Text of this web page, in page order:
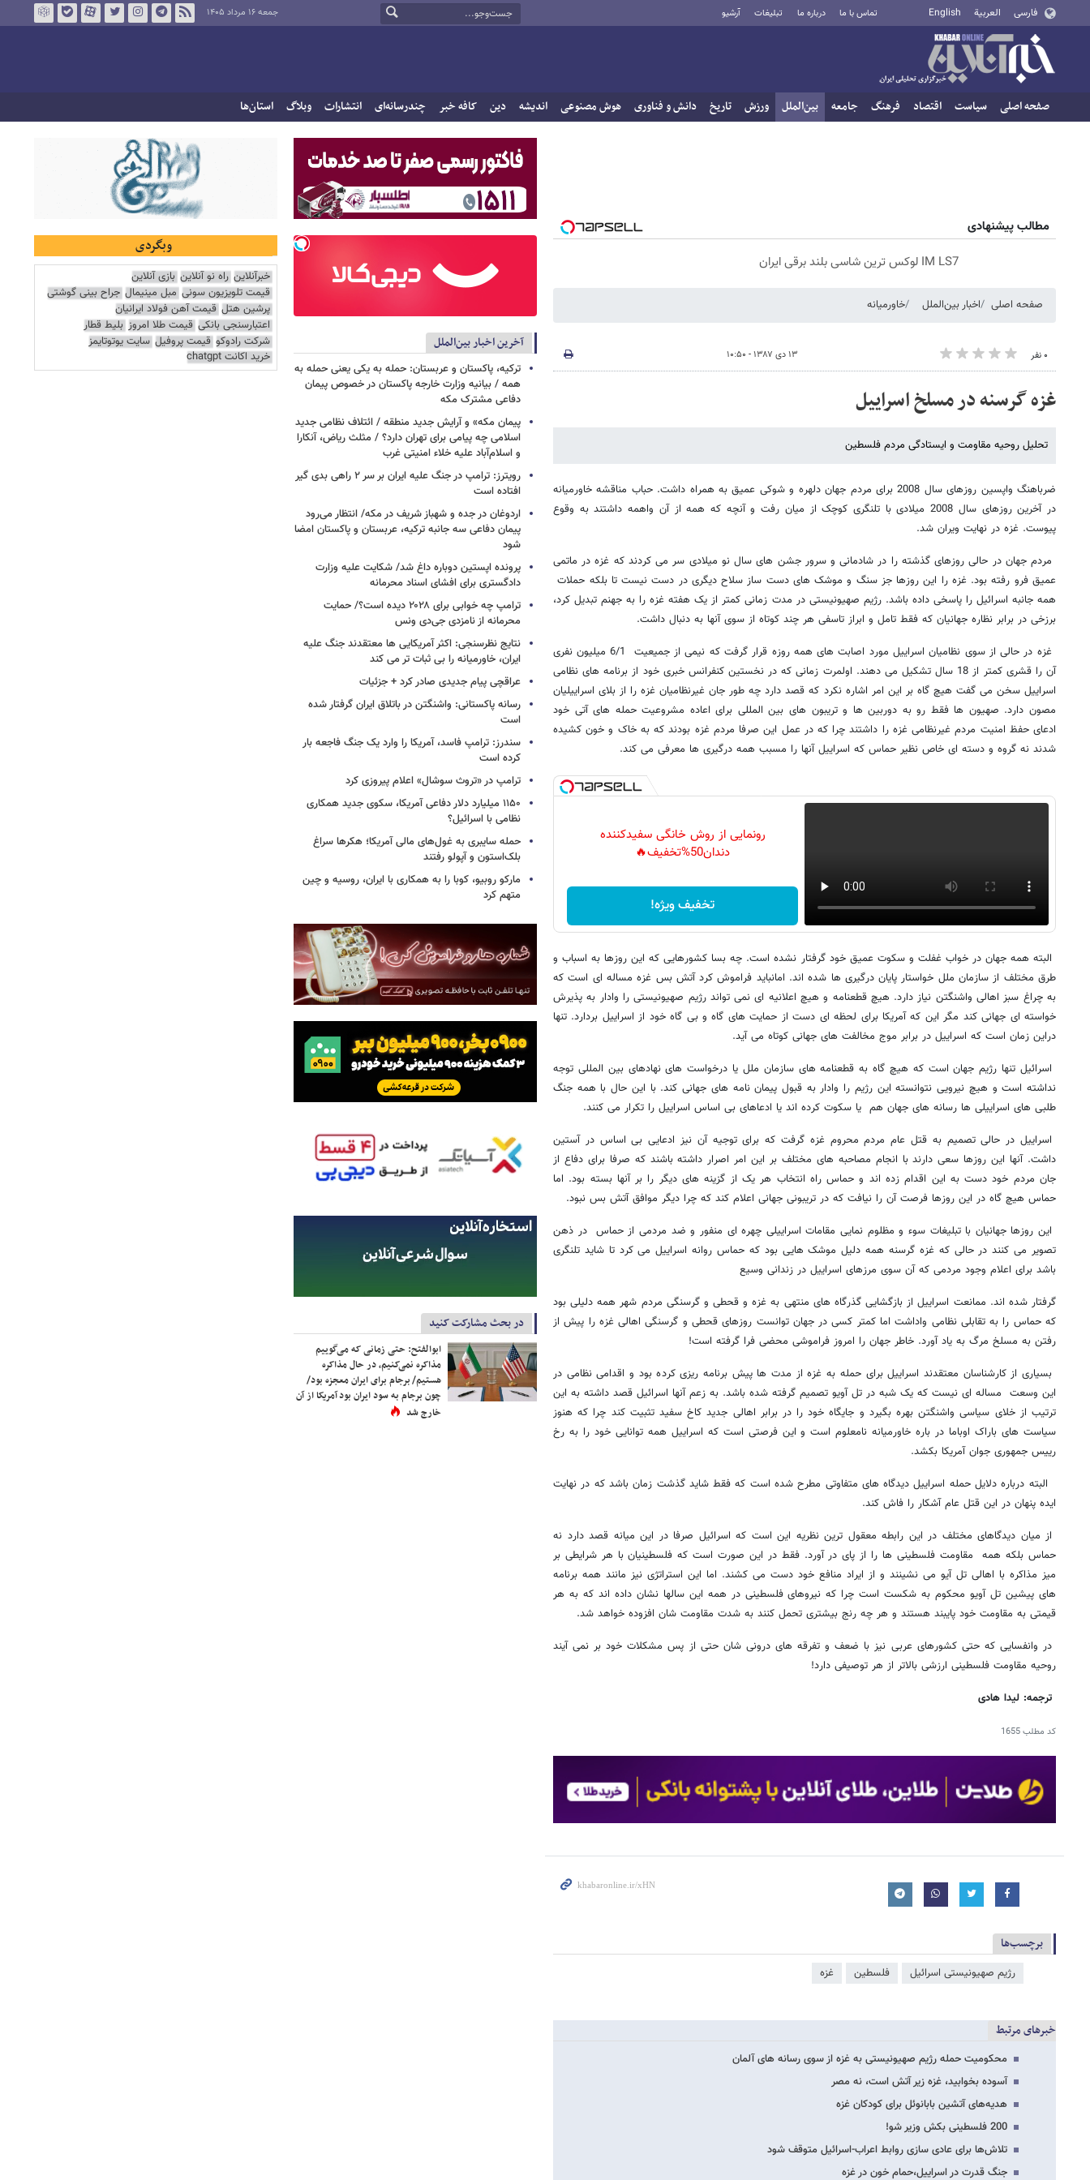
فارسی العربية English تماس با ما درباره ما تبلیغات آرشیو جمعه ۱۶ مرداد ۱۴۰۵
صفحه اصلی سیاست اقتصاد فرهنگ جامعه بین‌الملل ورزش تاریخ دانش و فناوری هوش مصنوعی اندیشه دین کافه خبر چندرسانه‌ای انتشارات وبلاگ استان‌ها
مطالب پیشنهادی
IM LS7 لوکس ترین شاسی بلند برقی ایران
صفحه اصلی اخبار بین‌الملل خاورمیانه
۰ نفر ۱۳ دی ۱۳۸۷ - ۱۰:۵۰
غزه گرسنه در مسلخ اسراییل
تحلیل روحیه مقاومت و ایستادگی مردم فلسطین
ضرباهنگ واپسین روزهای سال 2008 برای مردم جهان دلهره و شوکی عمیق به همراه داشت. حباب مناقشه خاورمیانه
در آخرین روزهای سال 2008 میلادی با تلنگری کوچک از میان رفت و آنچه که همه از آن واهمه داشتند به وقوع
پیوست. غزه در نهایت ویران شد.
مردم جهان در حالی روزهای گذشته را در شادمانی و سرور جشن های سال نو میلادی سر می کردند که غزه در ماتمی
عمیق فرو رفته بود. غزه را این روزها جز سنگ و موشک های دست ساز سلاح دیگری در دست نیست تا بلکه حملات
همه جانبه اسرائیل را پاسخی داده باشد. رژیم صهیونیستی در مدت زمانی کمتر از یک هفته غزه را به جهنم تبدیل کرد،
برزخی در برابر نظاره جهانیان که فقط تامل و ابراز تاسفی هر چند کوتاه از سوی آنها به دنبال داشت.
غزه در حالی از سوی نظامیان اسراییل مورد اصابت های همه روزه قرار گرفت که نیمی از جمیعیت 6/1 میلیون نفری
آن را قشری کمتر از 18 سال تشکیل می دهند. اولمرت زمانی که در نخستین کنفرانس خبری خود از برنامه های نظامی
اسراییل سخن می گفت هیچ گاه بر این امر اشاره نکرد که قصد دارد چه طور جان غیرنظامیان غزه را از بلای اسراییلیان
مصون دارد. صهیون ها فقط رو به دوربین ها و تریبون های بین المللی برای اعاده مشروعیت حمله های آتی خود
ادعای حفظ امنیت مردم غیرنظامی غزه را داشتند چرا که در عمل این صرفا مردم غزه بودند که به خاک و خون کشیده
شدند نه گروه و دسته ای خاص نظیر حماس که اسراییل آنها را مسبب همه درگیری ها معرفی می کند.
رونمایی از روش خانگی سفیدکننده
دندان50%تخفیف🔥
تخفیف ویژه!
البته همه جهان در خواب غفلت و سکوت عمیق خود گرفتار نشده است. چه بسا کشورهایی که این روزها به اسباب و
طرق مختلف از سازمان ملل خواستار پایان درگیری ها شده اند. امانباید فراموش کرد آتش بس غزه مساله ای است که
به چراغ سبز اهالی واشنگتن نیاز دارد. هیچ قطعنامه و هیچ اعلانیه ای نمی تواند رژیم صهیونیستی را وادار به پذیرش
خواسته ای جهانی کند مگر این که آمریکا برای لحظه ای دست از حمایت های گاه و بی گاه خود از اسراییل بردارد. تنها
دراین زمان است که اسراییل در برابر موج مخالفت های جهانی کوتاه می آید.
اسرائیل تنها رژیم جهان است که هیچ گاه به قطعنامه های سازمان ملل یا درخواست های نهادهای بین المللی توجه
نداشته است و هیچ نیرویی نتوانسته این رژیم را وادار به قبول پیمان نامه های جهانی کند. با این حال با همه جنگ
طلبی های اسراییلی ها رسانه های جهان هم یا سکوت کرده اند یا ادعاهای بی اساس اسراییل را تکرار می کنند.
اسراییل در حالی تصمیم به قتل عام مردم محروم غزه گرفت که برای توجیه آن نیز ادعایی بی اساس در آستین
داشت. آنها این روزها سعی دارند با انجام مصاحبه های مختلف بر این امر اصرار داشته باشند که صرفا برای دفاع از
جان مردم خود دست به این اقدام زده اند و حماس راه انتخاب هر یک از گزینه های دیگر را بر آنها بسته بود. اما
حماس هیچ گاه در این روزها فرصت آن را نیافت که در تریبونی جهانی اعلام کند که چرا دیگر موافق آتش بس نبود.
این روزها جهانیان با تبلیغات سوء و مظلوم نمایی مقامات اسراییلی چهره ای منفور و ضد مردمی از حماس در ذهن
تصویر می کنند در حالی که غزه گرسنه همه دلیل موشک هایی بود که حماس روانه اسراییل می کرد تا شاید تلنگری
باشد برای اعلام وجود مردمی که آن سوی مرزهای اسراییل در زندانی وسیع
گرفتار شده اند. ممانعت اسراییل از بازگشایی گذرگاه های منتهی به غزه و قحطی و گرسنگی مردم شهر همه دلیلی بود
که حماس را به تقابلی نظامی واداشت اما کمتر کسی در جهان توانست روزهای قحطی و گرسنگی اهالی غزه را پیش از
رفتن به مسلخ مرگ به یاد آورد. خاطر جهان را امروز فراموشی محضی فرا گرفته است!
بسیاری از کارشناسان معتقدند اسراییل برای حمله به غزه از مدت ها پیش برنامه ریزی کرده بود و اقدامی نظامی در
این وسعت مساله ای نیست که یک شبه در تل آویو تصمیم گرفته شده باشد. به زعم آنها اسرائیل قصد داشته به این
ترتیب از خلای سیاسی واشنگتن بهره بگیرد و جایگاه خود را در برابر اهالی جدید کاخ سفید تثبیت کند چرا که هنوز
سیاست های باراک اوباما در باره خاورمیانه نامعلوم است و این فرصتی است که اسراییل همه توانایی خود را به رخ
رییس جمهوری جوان آمریکا بکشد.
البته درباره دلایل حمله اسراییل دیدگاه های متفاوتی مطرح شده است که فقط شاید گذشت زمان باشد که در نهایت
ایده پنهان در این قتل عام آشکار را فاش کند.
از میان دیدگاهای مختلف در این رابطه معقول ترین نظریه این است که اسرائیل صرفا در این میانه قصد دارد نه
حماس بلکه همه مقاومت فلسطینی ها را از پای در آورد. فقط در این صورت است که فلسطینیان با هر شرایطی بر
میز مذاکره با اهالی تل آیو می نشینند و از ایراد منافع خود دست می کشند. اما این استراتژی نیز مانند همه برنامه
های پیشین تل آویو محکوم به شکست است چرا که نیروهای فلسطینی در همه این سالها نشان داده اند که به هر
قیمتی به مقاومت خود پایبند هستند و هر چه رنج بیشتری تحمل کنند به شدت مقاومت شان افزوده خواهد شد.
در وانفسایی که حتی کشورهای عربی نیز با ضعف و تفرقه های درونی شان حتی از پس مشکلات خود بر نمی آیند
روحیه مقاومت فلسطینی ارزشی بالاتر از هر توصیفی دارد!
ترجمه: لیدا هادی
کد مطلب1655
برچسب‌ها
رژیم صهیونیستی اسرائیل فلسطین غزه
خبرهای مرتبط
محکومیت حمله رژیم صهیونیستی به غزه از سوی رسانه های آلمان
آسوده بخوابید، غزه زیر آتش است، نه مصر
هدیه‌های آتشین بابانوئل برای کودکان غزه
200 فلسطینی بکش وزیر شو!
تلاش‌ها برای عادی سازی روابط اعراب-اسرائیل متوقف شود
جنگ قدرت در اسراییل،حمام خون در غزه
آخرین اخبار بین‌الملل
ترکیه، پاکستان و عربستان: حمله به یکی یعنی حمله به
همه / بیانیه وزارت خارجه پاکستان در خصوص پیمان
دفاعی مشترک مکه
پیمان مکه» و آرایش جدید منطقه / ائتلاف نظامی جدید
اسلامی چه پیامی برای تهران دارد؟ / مثلث ریاض، آنکارا
و اسلام‌آباد علیه خلاء امنیتی غرب
رویترز: ترامپ در جنگ علیه ایران بر سر ۲ راهی بدی گیر
افتاده است
اردوغان در جده و شهباز شریف در مکه/ انتظار می‌رود
پیمان دفاعی سه جانبه ترکیه، عربستان و پاکستان امضا
شود
پرونده اپستین دوباره داغ شد/ شکایت علیه وزارت
دادگستری برای افشای اسناد محرمانه
ترامپ چه خوابی برای ۲۰۲۸ دیده است؟/ حمایت
محرمانه از نامزدی جی‌دی ونس
نتایج نظرسنجی: اکثر آمریکایی ها معتقدند جنگ علیه
ایران، خاورمیانه را بی ثبات تر می کند
عراقچی پیام جدیدی صادر کرد + جزئیات
رسانه پاکستانی: واشنگتن در باتلاق ایران گرفتار شده
است
سندرز: ترامپ فاسد، آمریکا را وارد یک جنگ فاجعه بار
کرده است
ترامپ در «تروث سوشال» اعلام پیروزی کرد
۱۱۵۰ میلیارد دلار دفاعی آمریکا، سکوی جدید همکاری
نظامی با اسرائیل؟
حمله سایبری به غول‌های مالی آمریکا؛ هکرها سراغ
بلک‌استون و آپولو رفتند
مارکو روبیو، کوبا را به همکاری با ایران، روسیه و چین
متهم کرد
در بحث مشارکت کنید
ابوالفتح: حتی زمانی که می‌گوییم
مذاکره نمی‌کنیم، در حال مذاکره
هستیم/ برجام برای ایران معجزه بود/
چون برجام به سود ایران بود آمریکا از آن
خارج شد
وبگردی
خبرآنلاین راه نو آنلاین بازی آنلاین
قیمت تلویزیون سونی مبل مینیمال جراح بینی گوشتی
پرشین هتل قیمت آهن فولاد ایرانیان
اعتبارسنجی بانکی قیمت طلا امروز بلیط قطار
شرکت رادوکو قیمت پروفیل سایت یوتوتایمز
خرید اکانت chatgpt